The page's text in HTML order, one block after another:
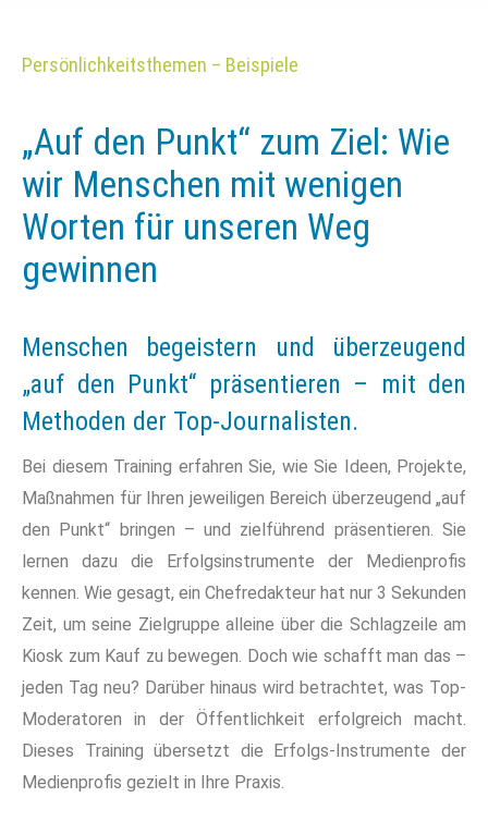
Persönlichkeitsthemen – Beispiele
„Auf den Punkt“ zum Ziel: Wie
wir Menschen mit wenigen
Worten für unseren Weg
gewinnen
Menschen begeistern und überzeugend
„auf den Punkt“ präsentieren – mit den
Methoden der Top-Journalisten.
Bei diesem Training erfahren Sie, wie Sie Ideen, Projekte,
Maßnahmen für Ihren jeweiligen Bereich überzeugend „auf
den Punkt“ bringen – und zielführend präsentieren. Sie
lernen dazu die Erfolgsinstrumente der Medienprofis
kennen. Wie gesagt, ein Chefredakteur hat nur 3 Sekunden
Zeit, um seine Zielgruppe alleine über die Schlagzeile am
Kiosk zum Kauf zu bewegen. Doch wie schafft man das –
jeden Tag neu? Darüber hinaus wird betrachtet, was Top-
Moderatoren in der Öffentlichkeit erfolgreich macht.
Dieses Training übersetzt die Erfolgs-Instrumente der
Medienprofis gezielt in Ihre Praxis.